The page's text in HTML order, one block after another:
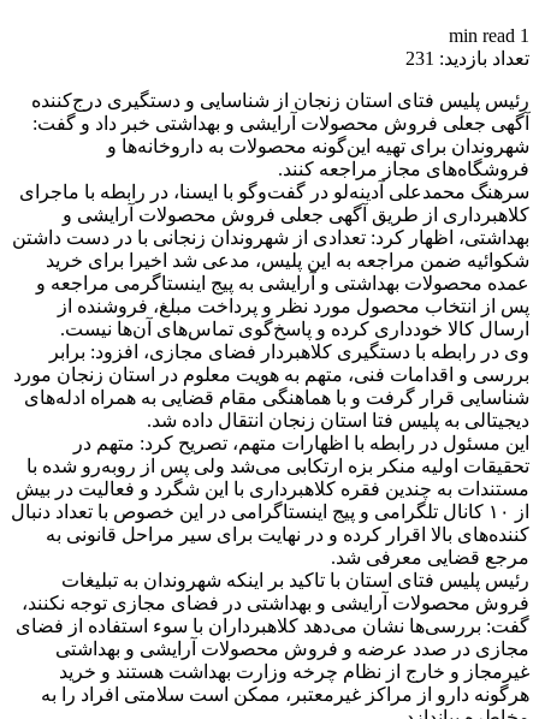
1 min read
تعداد بازدید: 231
رئیس پلیس فتای استان زنجان از شناسایی و دستگیری درج‌کننده
آگهی جعلی فروش محصولات آرایشی و بهداشتی خبر داد و گفت:
شهروندان برای تهیه این‌گونه محصولات به داروخانه‌ها و
فروشگاه‌های مجاز مراجعه کنند.
سرهنگ محمدعلی آدینه‌لو در گفت‌وگو با ایسنا، در رابطه با ماجرای
کلاهبرداری از طریق آگهی جعلی فروش محصولات آرایشی و
بهداشتی، اظهار کرد: تعدادی از شهروندان زنجانی با در دست داشتن
شکوائیه ضمن مراجعه به این پلیس، مدعی شد اخیرا برای خرید
عمده محصولات بهداشتی و آرایشی به پیج اینستاگرمی مراجعه و
پس از انتخاب محصول مورد نظر و پرداخت مبلغ، فروشنده از
ارسال کالا خودداری کرده و پاسخ‌گوی تماس‌های آن‌ها نیست.
وی در رابطه با دستگیری کلاهبردار فضای مجازی، افزود: برابر
بررسی و اقدامات فنی، متهم به هویت معلوم در استان‌ زنجان مورد
شناسایی قرار گرفت و با هماهنگی مقام قضایی به همراه ادله‌های
دیجیتالی به پلیس فتا استان زنجان انتقال داده شد.
این مسئول در رابطه با اظهارات متهم، تصریح کرد: متهم در
تحقیقات اولیه منکر بزه ارتکابی می‌شد ولی پس از روبه‌رو شده با
مستندات به چندین فقره کلاهبرداری با این شگرد و فعالیت در بیش
از ۱۰ کانال تلگرامی و پیج اینستاگرامی در این خصوص با تعداد دنبال
کننده‌های بالا اقرار کرده و در نهایت برای سیر مراحل قانونی به
مرجع قضایی معرفی شد.
رئیس پلیس فتای استان با تاکید بر اینکه شهروندان به تبلیغات
فروش محصولات آرایشی و بهداشتی در فضای مجازی توجه نکنند،
گفت: بررسی‌ها نشان می‌دهد کلاهبرداران با سوء استفاده از فضای
مجازی در صدد عرضه و فروش محصولات آرایشی و بهداشتی
غیرمجاز و خارج از نظام چرخه وزارت بهداشت هستند و خرید
هرگونه دارو از مراکز غیرمعتبر، ممکن است سلامتی افراد را به